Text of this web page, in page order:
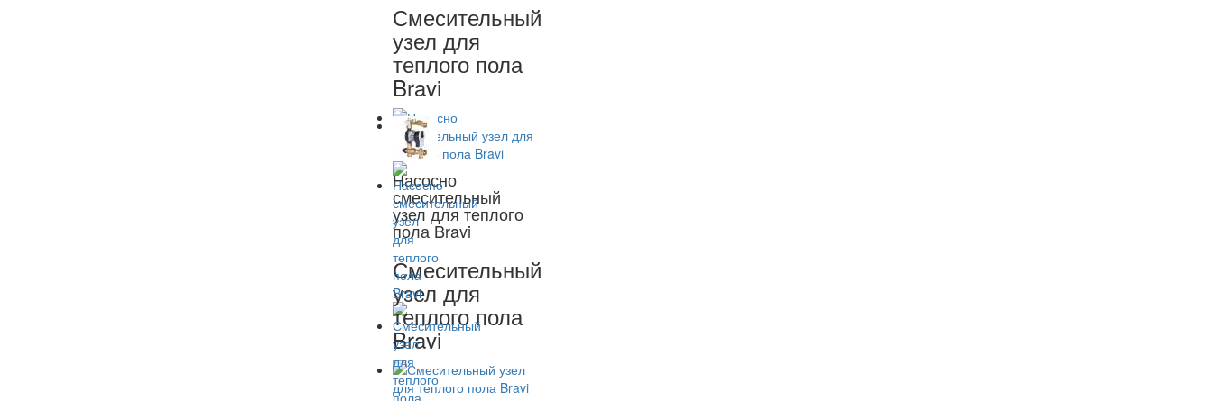
Смесительный
узел для
теплого пола
Bravi
Насосно
смесительный
узел для теплого
пола Bravi
Смесительный
узел для
теплого пола
Bravi